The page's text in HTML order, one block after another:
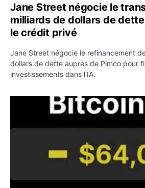
Jane Street négocie le
milliards de dollars de
le crédit privé
Jane Street négocie le refinancement
dollars de dette auprès de Pimco pour
investissements dans l'IA.
Bitcoin stagne à 64 000 dollars